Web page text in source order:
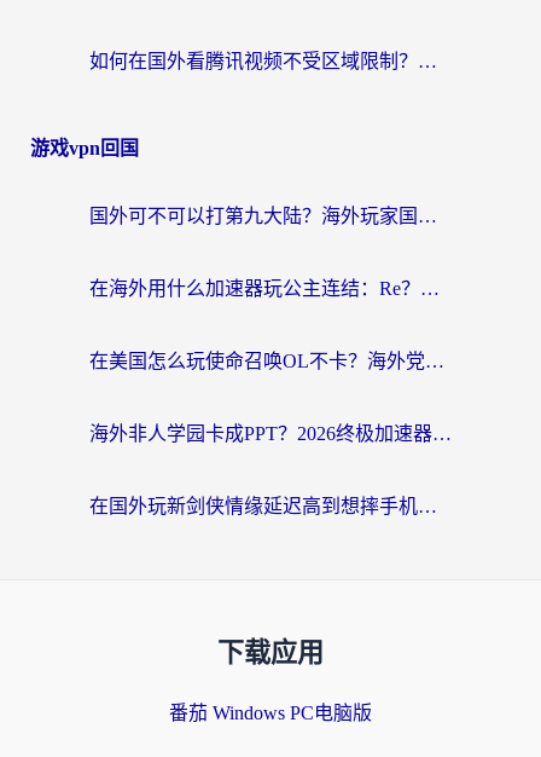
如何在国外看腾讯视频不受区域限制？留学生亲测有效的回国加速指南
游戏vpn回国
国外可不可以打第九大陆？海外玩家国服畅玩终极指南（附3大热门游戏解决妙招）
在海外用什么加速器玩公主连结：Re？老玩家亲测的稳定方案来了
在美国怎么玩使命召唤OL不卡？海外党亲测有效的国服游戏加速器指南
海外非人学园卡成PPT？2026终极加速器指南：从暗区突围到王国纪元，一篇搞定
在国外玩新剑侠情缘延迟高到想摔手机？海外玩家亲测有效的加速器选择指南
下载应用
番茄 Windows PC电脑版